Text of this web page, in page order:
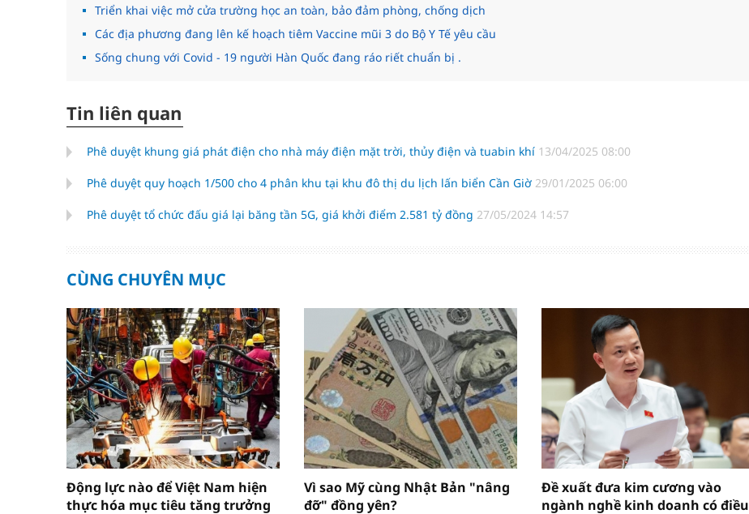
Triển khai việc mở cửa trường học an toàn, bảo đảm phòng, chống dịch
Các địa phương đang lên kế hoạch tiêm Vaccine mũi 3 do Bộ Y Tế yêu cầu
Sống chung với Covid - 19 người Hàn Quốc đang ráo riết chuẩn bị .
Tin liên quan
Phê duyệt khung giá phát điện cho nhà máy điện mặt trời, thủy điện và tuabin khí 13/04/2025 08:00
Phê duyệt quy hoạch 1/500 cho 4 phân khu tại khu đô thị du lịch lấn biển Cần Giờ 29/01/2025 06:00
Phê duyệt tổ chức đấu giá lại băng tần 5G, giá khởi điểm 2.581 tỷ đồng 27/05/2024 14:57
CÙNG CHUYÊN MỤC
Động lực nào để Việt Nam hiện
thực hóa mục tiêu tăng trưởng
Vì sao Mỹ cùng Nhật Bản "nâng
đỡ" đồng yên?
Đề xuất đưa kim cương vào
ngành nghề kinh doanh có điều